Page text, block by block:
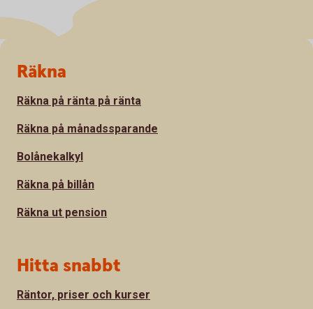
Sidfot
Räkna
Räkna på ränta på ränta
Räkna på månadssparande
Bolånekalkyl
Räkna på billån
Räkna ut pension
Hitta snabbt
Räntor, priser och kurser